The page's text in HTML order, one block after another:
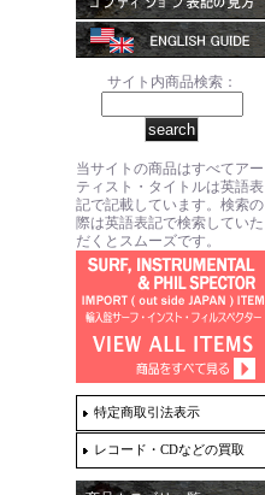
サイト内商品検索：
当サイトの商品はすべてアー
ティスト・タイトルは英語表
記で記載しています。検索の
際は英語表記で検索していた
だくとスムーズです。
特定商取引法表示
レコード・CDなどの買取